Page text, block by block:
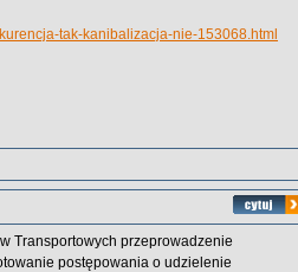
tak-kanibalizacja-nie-153068.html
Transportowych przeprowadzenie
postępowania o udzielenie